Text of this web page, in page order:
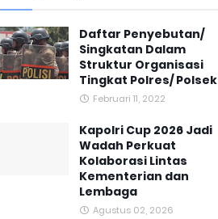
Daftar Penyebutan/
Singkatan Dalam
Struktur Organisasi
Tingkat Polres/ Polsek
Februari 11, 2022
Kapolri Cup 2026 Jadi
Wadah Perkuat
Kolaborasi Lintas
Kementerian dan
Lembaga
Agustus 02, 2026